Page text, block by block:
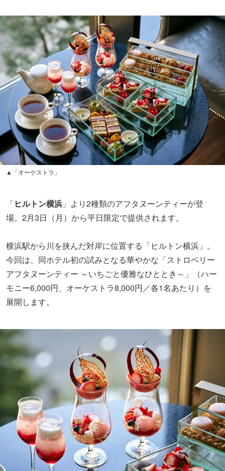
▲「オーケストラ」
「ヒルトン横浜 」より2種類のアフタヌーンティーが登
場。2月3日（月）から平日限定で提供されます。
横浜駅から川を挟んだ対岸に位置する「ヒルトン横浜」。
今回は、同ホテル初の試みとなる華やかな「ストロベリー
アフタヌーンティー ～いちごと優雅なひととき～」（ハー
モニー6,000円、オーケストラ8,000円／各1名あたり）を
展開します。